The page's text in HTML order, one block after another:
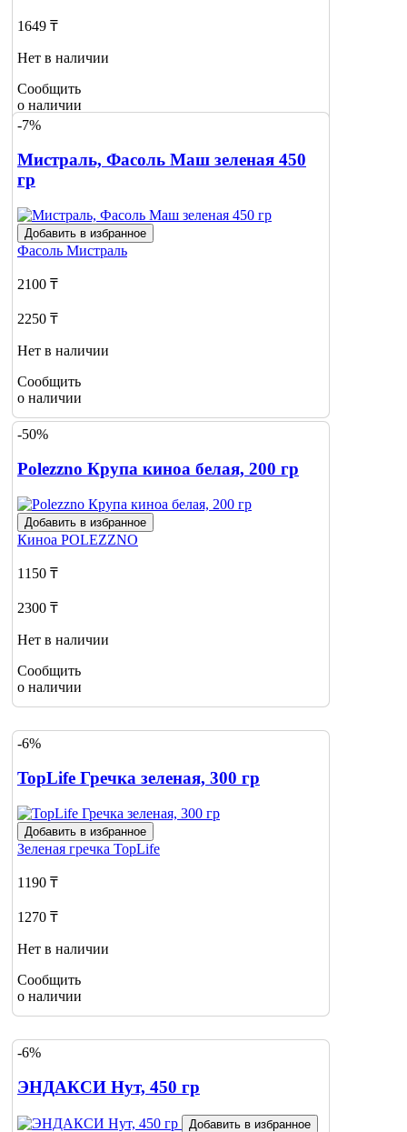
1649 ₸
Нет в наличии
Сообщить
о наличии
-7%
Мистраль, Фасоль Маш зеленая 450
гр
Добавить в избранное
Фасоль Мистраль
2100 ₸
2250 ₸
Нет в наличии
Сообщить
о наличии
-50%
Polezzno Крупа киноа белая, 200 гр
Добавить в избранное
Киноа POLEZZNO
1150 ₸
2300 ₸
Нет в наличии
Сообщить
о наличии
-6%
TopLife Гречка зеленая, 300 гр
Добавить в избранное
Зеленая гречка TopLife
1190 ₸
1270 ₸
Нет в наличии
Сообщить
о наличии
-6%
ЭНДАКСИ Нут, 450 гр
Добавить в избранное